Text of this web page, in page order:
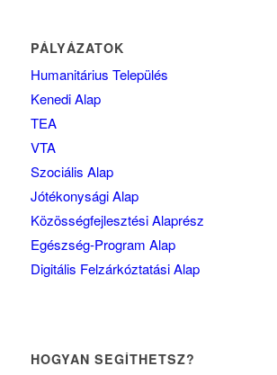
PÁLYÁZATOK
Humanitárius Település
Kenedi Alap
TEA
VTA
Szociális Alap
Jótékonysági Alap
Közösségfejlesztési Alaprész
Egészség-Program Alap
Digitális Felzárkóztatási Alap
HOGYAN SEGÍTHETSZ?